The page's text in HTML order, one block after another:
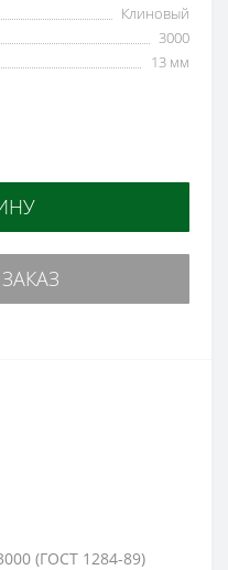
Клиновый
3000
13 мм
(ГОСТ 1284-89)